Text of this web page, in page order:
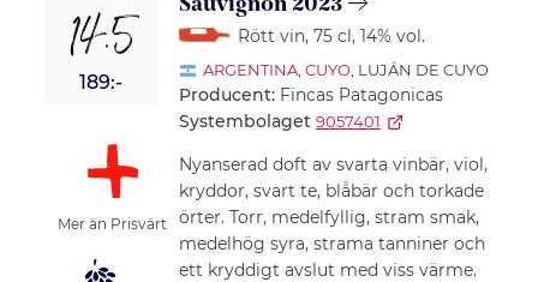
14.5
189:-
Mer än Prisvärt
Rött vin, 75 cl, 14% vol.
ARGENTINA, CUYO, LUJÁN DE CUYO
Producent: Fincas Patagonicas
Systembolaget 9057401
Nyanserad doft av svarta vinbär, viol,
kryddor, svart te, blåbär och torkade
örter. Torr, medelfyllig, stram smak,
medelhög syra, strama tanniner och
ett kryddigt avslut med viss värme.